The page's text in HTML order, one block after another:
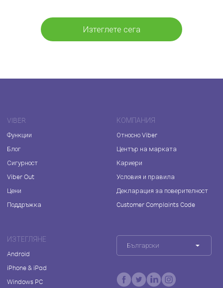
Изтеглете сега
VIBER
Функции
Блог
Сигурност
Viber Out
Цени
Поддръжка
КОМПАНИЯ
Относно Viber
Център на марката
Кариери
Условия и правила
Декларация за поверителност
Customer Complaints Code
ИЗТЕГЛЯНЕ
Android
iPhone & iPad
Windows PC
Български